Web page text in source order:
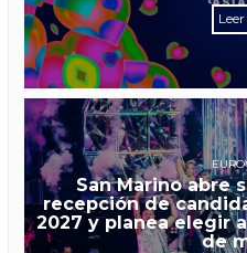
San Marino abre
recepción de
2027 y planea elegir
de